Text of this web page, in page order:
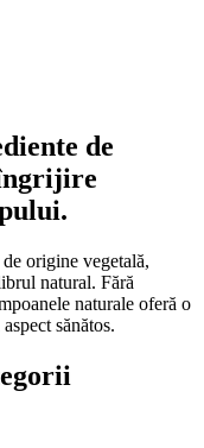
de
origine vegetală,
natural. Fără
naturale oferă o
sănătos.